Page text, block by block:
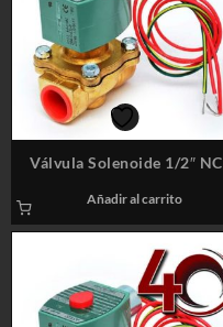
Válvula Solenoide 1/2″ NC
ASCO / 8210G002
Añadir al carrito